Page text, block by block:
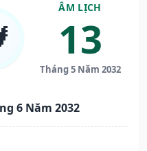
ÂM LỊCH
13
Tháng 5 Năm 2032
6 Năm 2032